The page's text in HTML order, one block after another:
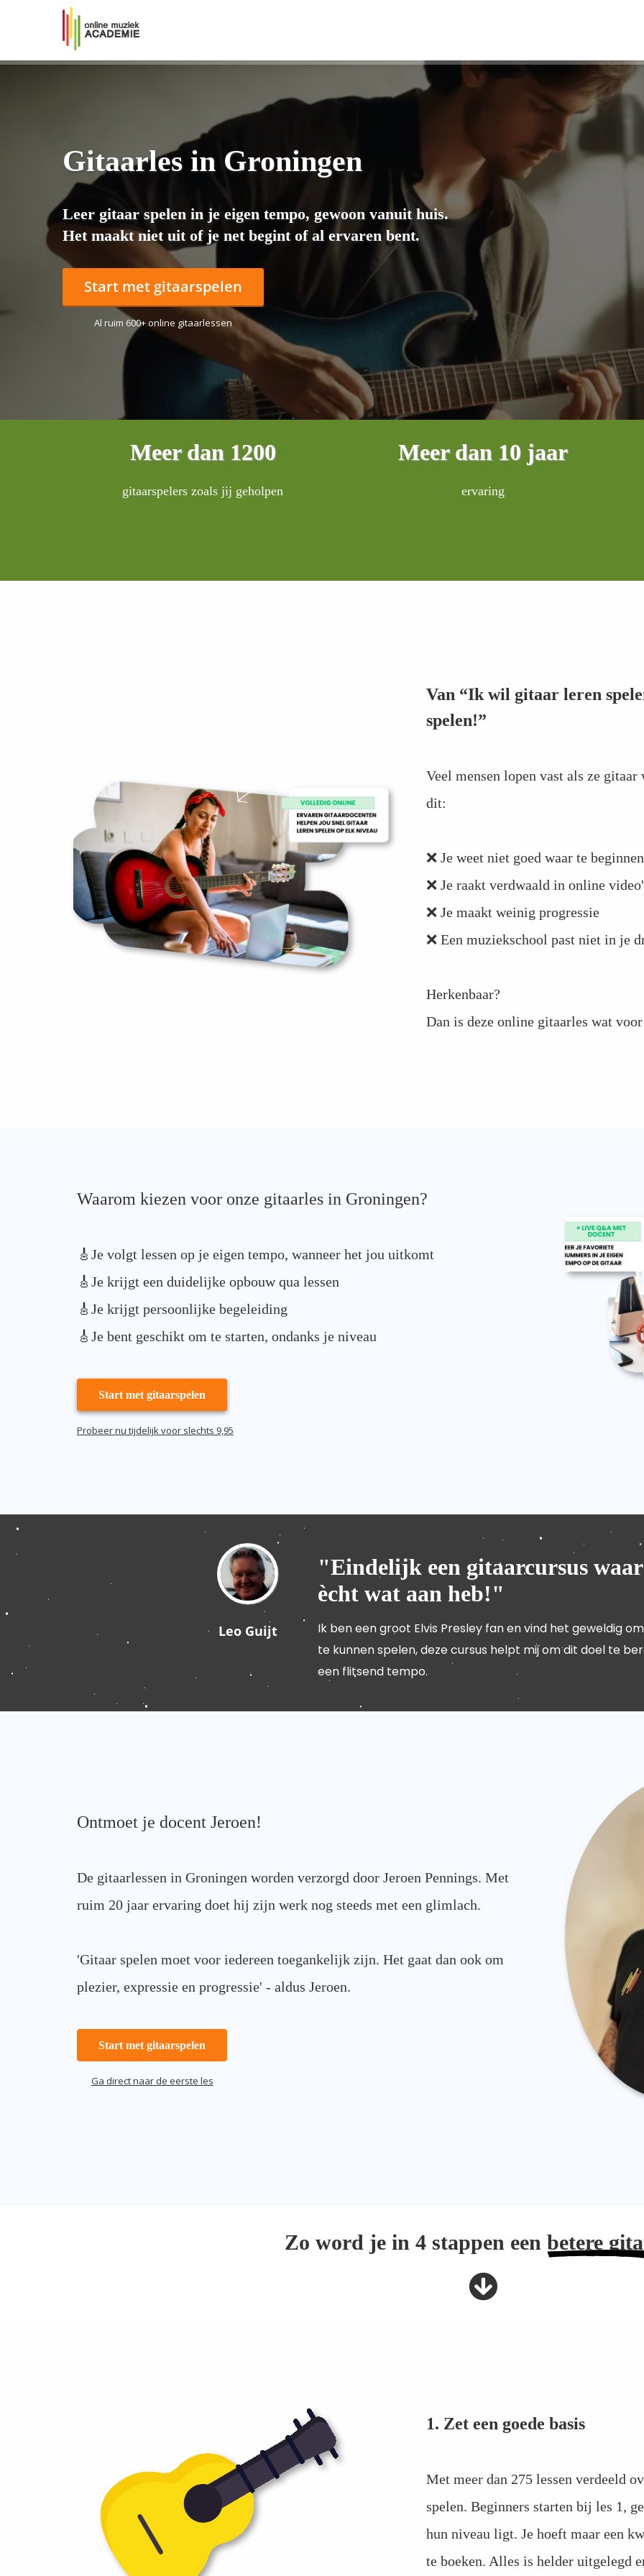
Gitaarles in Groningen
Leer gitaar spelen in je eigen tempo, gewoon vanuit huis.
Het maakt niet uit of je net begint of al ervaren bent.
Start met gitaarspelen
Al ruim 600+ online gitaarlessen
Meer dan 1200
gitaarspelers zoals jij geholpen
Meer dan 10 jaar
ervaring
Van “Ik wil gitaar leren
spelen!”
Veel mensen lopen vast als ze
dit:
❌ Je weet niet goed waar te beginnen
❌ Je raakt verdwaald in online
❌ Je maakt weinig progressie
❌ Een muziekschool past niet in je
Herkenbaar?
Dan is deze online gitaarles wat
Waarom kiezen voor onze gitaarles in Groningen?
🎸Je volgt lessen op je eigen tempo, wanneer het jou uitkomt
🎸Je krijgt een duidelijke opbouw qua lessen
🎸Je krijgt persoonlijke begeleiding
🎸Je bent geschikt om te starten, ondanks je niveau
Start met gitaarspelen
Probeer nu tijdelijk voor slechts 9,95
Leo Guijt
"Eindelijk een gitaarcursus
ècht wat aan heb!"
Ik ben een groot Elvis Presley fan en vind het geweldig
te kunnen spelen, deze cursus helpt mij om dit doel te
een flitsend tempo.
Ontmoet je docent Jeroen!
De gitaarlessen in Groningen worden verzorgd door Jeroen Pennings. Met
ruim 20 jaar ervaring doet hij zijn werk nog steeds met een glimlach.
'Gitaar spelen moet voor iedereen toegankelijk zijn. Het gaat dan ook om
plezier, expressie en progressie' - aldus Jeroen.
Start met gitaarspelen
Ga direct naar de eerste les
Zo word je in 4 stappen een betere
1. Zet een goede basis
Met meer dan 275 lessen verdeeld
spelen. Beginners starten bij les 1,
hun niveau ligt. Je hoeft maar een
te boeken. Alles is helder uitgelegd